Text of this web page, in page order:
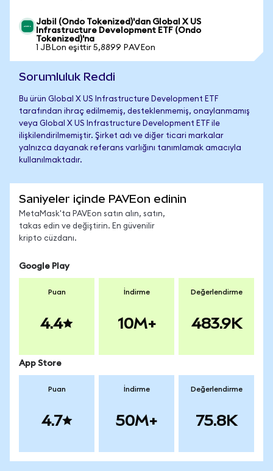
Jabil (Ondo Tokenized)'dan Global X US
Infrastructure Development ETF (Ondo
Tokenized)'na
1 JBLon eşittir 5,8899 PAVEon
Sorumluluk Reddi
Bu ürün Global X US Infrastructure Development ETF
tarafından ihraç edilmemiş, desteklenmemiş, onaylanmamış
veya Global X US Infrastructure Development ETF ile
ilişkilendirilmemiştir. Şirket adı ve diğer ticari markalar
yalnızca dayanak referans varlığını tanımlamak amacıyla
kullanılmaktadır.
Saniyeler içinde PAVEon edinin
MetaMask'ta PAVEon satın alın, satın,
takas edin ve değiştirin. En güvenilir
kripto cüzdanı.
Google Play
Puan
4.4
İndirme
10M+
Değerlendirme
483.9K
App Store
Puan
4.7
İndirme
50M+
Değerlendirme
75.8K